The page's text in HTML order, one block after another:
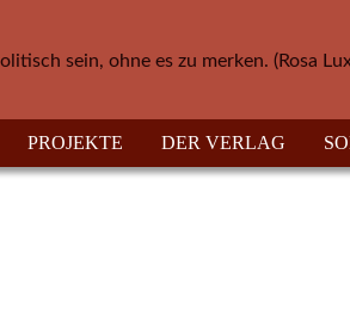
sein, ohne es zu merken. (Rosa
PROJEKTE DER VERLAG